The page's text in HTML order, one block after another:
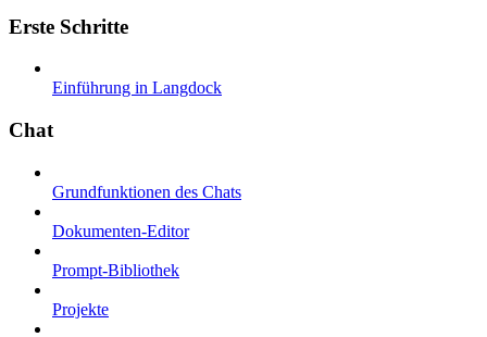
Erste Schritte
Einführung in Langdock
Chat
Grundfunktionen des Chats
Dokumenten-Editor
Prompt-Bibliothek
Projekte